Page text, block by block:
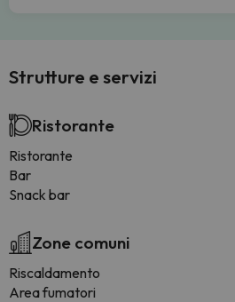
Strutture e servizi
Ristorante
Ristorante
Bar
Snack bar
Zone comuni
Riscaldamento
Area fumatori